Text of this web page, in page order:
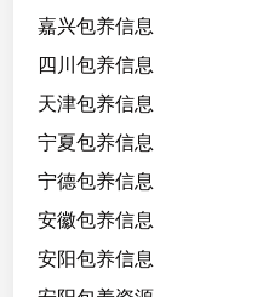
套
，
不
口
嘉兴包养信息
四川包养信息
天津包养信息
宁夏包养信息
宁德包养信息
安徽包养信息
安阳包养信息